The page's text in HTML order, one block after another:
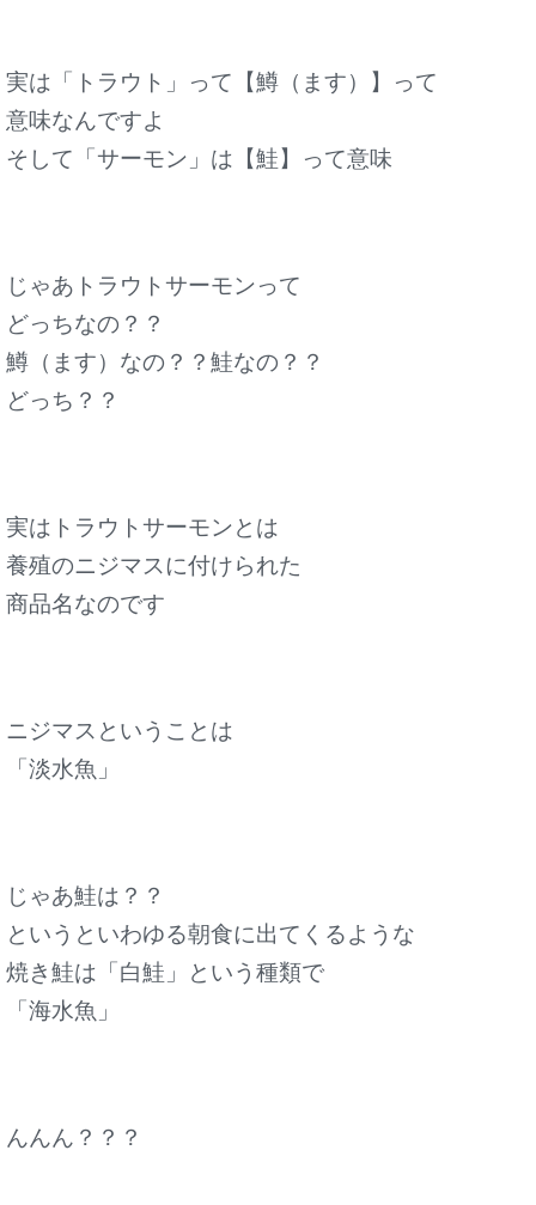
実は「トラウト」って【鱒（ます）】って
意味なんですよ
そして「サーモン」は【鮭】って意味
じゃあトラウトサーモンって
どっちなの？？
鱒（ます）なの？？鮭なの？？
どっち？？
実はトラウトサーモンとは
養殖のニジマスに付けられた
商品名なのです
ニジマスということは
「淡水魚」
じゃあ鮭は？？
というといわゆる朝食に出てくるような
焼き鮭は「白鮭」という種類で
「海水魚」
んんん？？？